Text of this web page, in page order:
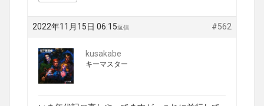
2022年11月15日 06:15 #562
返信
kusakabe
キーマスター